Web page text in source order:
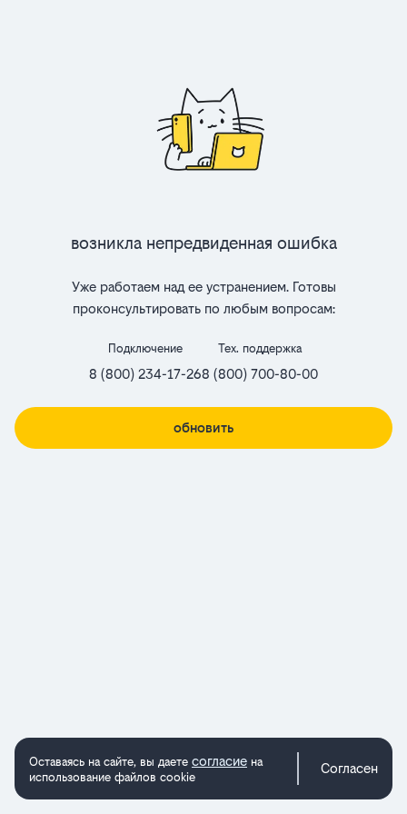
Возникла непредвиденная ошибка
Уже работаем над ее устранением. Готовы
проконсультировать по любым вопросам:
Подключение
8 (800) 234-17-26
Тех. поддержка
8 (800) 700-80-00
обновить
Оставаясь на сайте, вы даете согласие на
использование файлов cookie
Согласен